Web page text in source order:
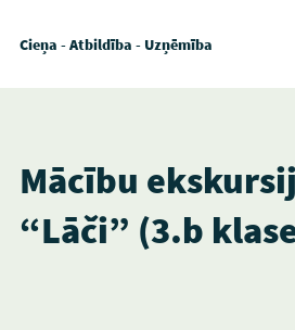
Cieņa - Atbildība - Uzņēmība
Mācību
“Lāči” (3.b